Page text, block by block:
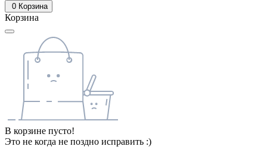
0 Корзина
Корзина
В корзине пусто!
Это не когда не поздно исправить :)